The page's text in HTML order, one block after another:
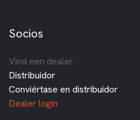
Socios
Vind een dealer
Distribuidor
Conviértase en distribuidor
Dealer login